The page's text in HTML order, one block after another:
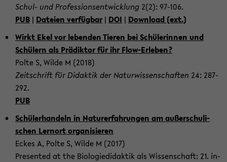
Schul-​ und Pro­fes­si­ons­ent­wick­lung 2(2): 97-​106.
PUB | Da­tei­en ver­füg­bar| DOI | Down­load (ext.)
Wirkt Ekel vor le­ben­den Tie­ren bei Schü­le­rin­nen und
Schü­lern als Prä­dik­tor für ihr Flow-​Erleben?
Polte S, Wilde M (2018)
Zeit­schrift für Di­dak­tik der Na­tur­wis­sen­schaf­ten 24: 287-​
292.
PUB
Schü­ler­han­deln in Na­tur­er­fah­run­gen am au­ßer­schu­li­
schen Lern­ort or­ga­ni­sie­ren
Eckes A, Polte S, Wilde M (2017)
Pre­sen­ted at the Bio­lo­gie­di­dak­tik als Wis­sen­schaft: 21. in­